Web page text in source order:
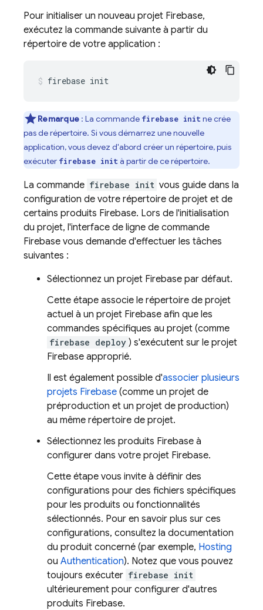
Pour initialiser un nouveau projet Firebase,
exécutez la commande suivante à partir du
répertoire de votre application :
firebase init
Remarque : La commande firebase init ne crée
pas de répertoire. Si vous démarrez une nouvelle
application, vous devez d'abord créer un répertoire, puis
exécuter firebase init à partir de ce répertoire.
La commande firebase init vous guide dans la
configuration de votre répertoire de projet et de
certains produits Firebase. Lors de l'initialisation
du projet, l'interface de ligne de commande
Firebase vous demande d'effectuer les tâches
suivantes :
Sélectionnez un projet Firebase par défaut.
Cette étape associe le répertoire de projet
actuel à un projet Firebase afin que les
commandes spécifiques au projet (comme
firebase deploy ) s'exécutent sur le projet
Firebase approprié.
Il est également possible d'associer plusieurs
projets Firebase (comme un projet de
préproduction et un projet de production)
au même répertoire de projet.
Sélectionnez les produits Firebase à
configurer dans votre projet Firebase.
Cette étape vous invite à définir des
configurations pour des fichiers spécifiques
pour les produits ou fonctionnalités
sélectionnés. Pour en savoir plus sur ces
configurations, consultez la documentation
du produit concerné (par exemple, Hosting
ou Authentication). Notez que vous pouvez
toujours exécuter firebase init
ultérieurement pour configurer d'autres
produits Firebase.